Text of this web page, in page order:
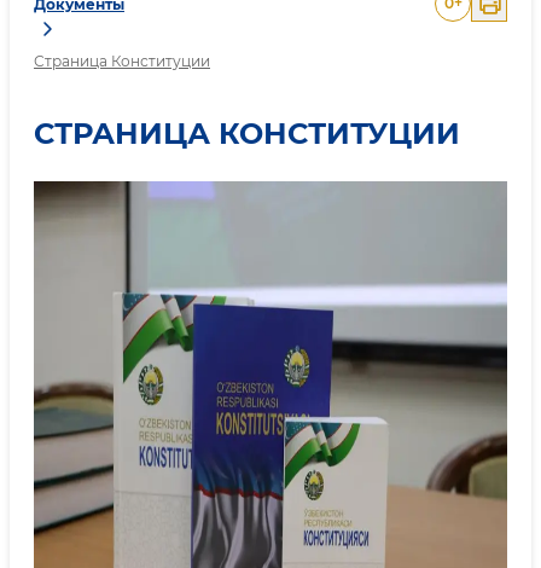
Документы
Страница Конституции
СТРАНИЦА КОНСТИТУЦИИ